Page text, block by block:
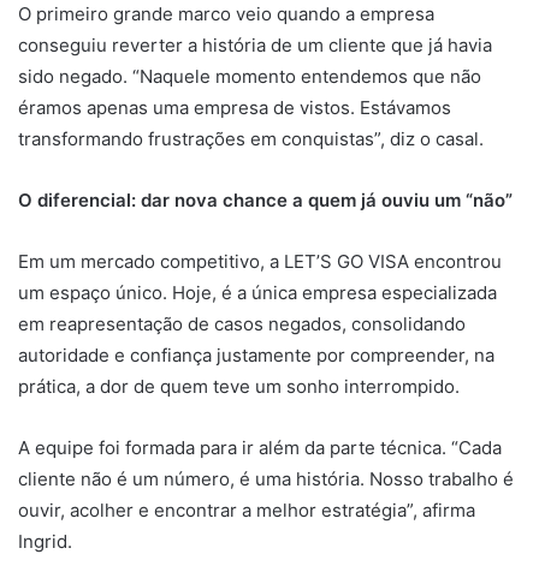
O primeiro grande marco veio quando a empresa
conseguiu reverter a história de um cliente que já havia
sido negado. “Naquele momento entendemos que não
éramos apenas uma empresa de vistos. Estávamos
transformando frustrações em conquistas”, diz o casal.
O diferencial: dar nova chance a quem já ouviu um “não”
Em um mercado competitivo, a LET’S GO VISA encontrou
um espaço único. Hoje, é a única empresa especializada
em reapresentação de casos negados, consolidando
autoridade e confiança justamente por compreender, na
prática, a dor de quem teve um sonho interrompido.
A equipe foi formada para ir além da parte técnica. “Cada
cliente não é um número, é uma história. Nosso trabalho é
ouvir, acolher e encontrar a melhor estratégia”, afirma
Ingrid.